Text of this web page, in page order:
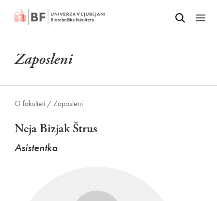
Odpri iskalnik
Odpri
Zaposleni
O fakulteti /Zaposleni
Neja Bizjak Štrus
Asistentka